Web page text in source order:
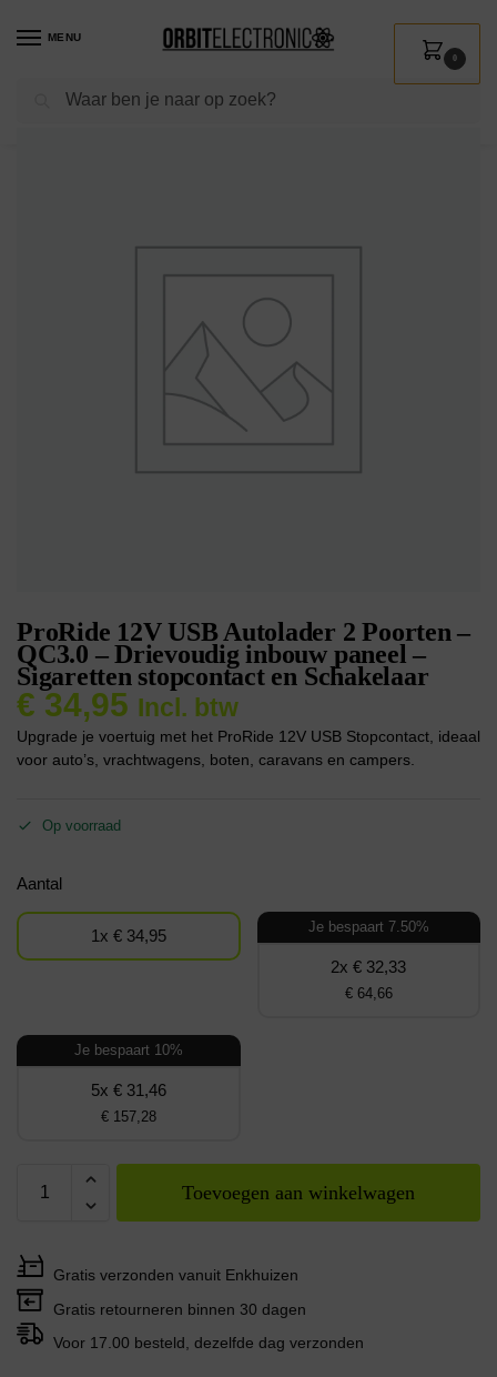
MENU
Zoeken
0
Shop / Auto & Motor / Interieur accessoires
ProRide 12V USB Autolader 2 Poorten –
QC3.0 – Drievoudig inbouw paneel –
Sigaretten stopcontact en Schakelaar
€ 34,95 Incl. btw
Upgrade je voertuig met het ProRide 12V USB Stopcontact, ideaal
voor auto’s, vrachtwagens, boten, caravans en campers.
Op voorraad
Aantal
1x € 34,95 Je bespaart 7.50%
2x € 32,33
€ 64,66
Je bespaart 10%
5x € 31,46
€ 157,28
Toevoegen aan winkelwagen
Gratis verzonden vanuit Enkhuizen
Gratis retourneren binnen 30 dagen
Voor 17.00 besteld, dezelfde dag verzonden